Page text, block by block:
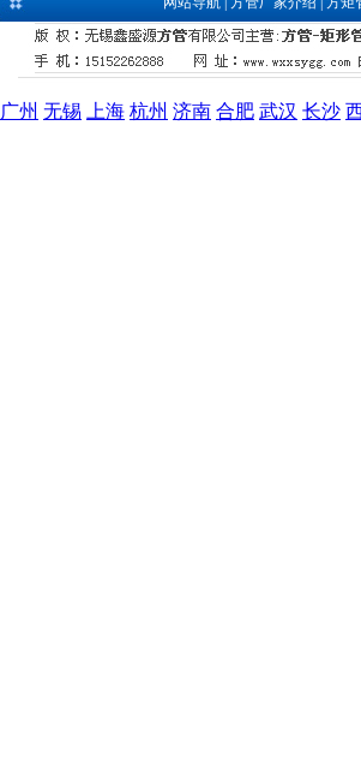
广州 无锡 上海 杭州 济南 合肥 武汉 长沙